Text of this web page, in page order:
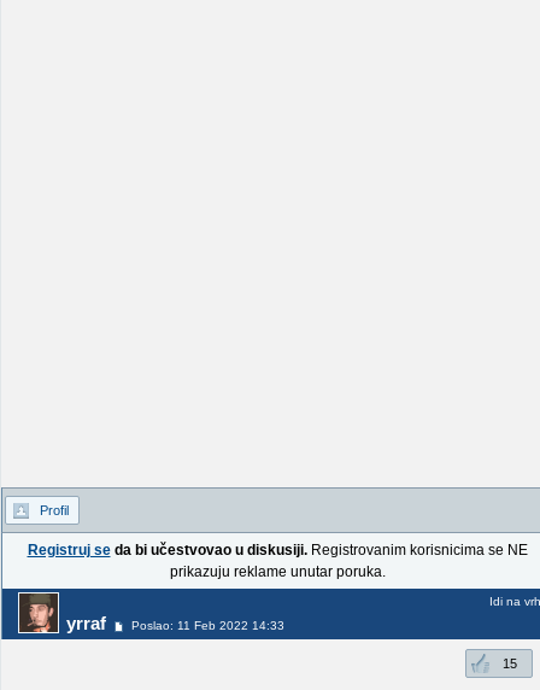
Profil
Registruj seda bi učestvovao u diskusiji.Registrovanim korisnicima se NE
prikazuju reklame unutar poruka.
yrraf Poslao: 11 Feb 2022 14:33
Idi na vrh
15